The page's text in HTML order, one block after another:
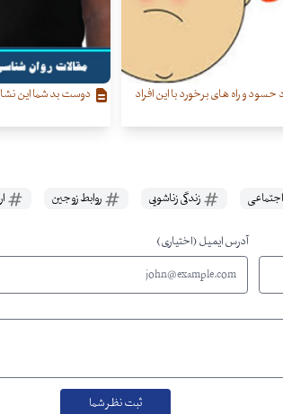
حسود و راه های برخورد با این افراد دوست بد شما این
زندگی زناشویی روابط زوجین
آدرس ایمیل (اختیاری)